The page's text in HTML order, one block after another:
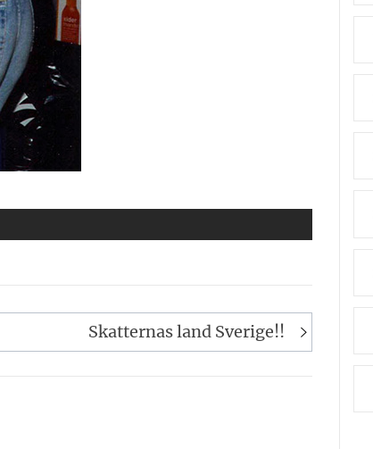
Skatternas land Sverige!!